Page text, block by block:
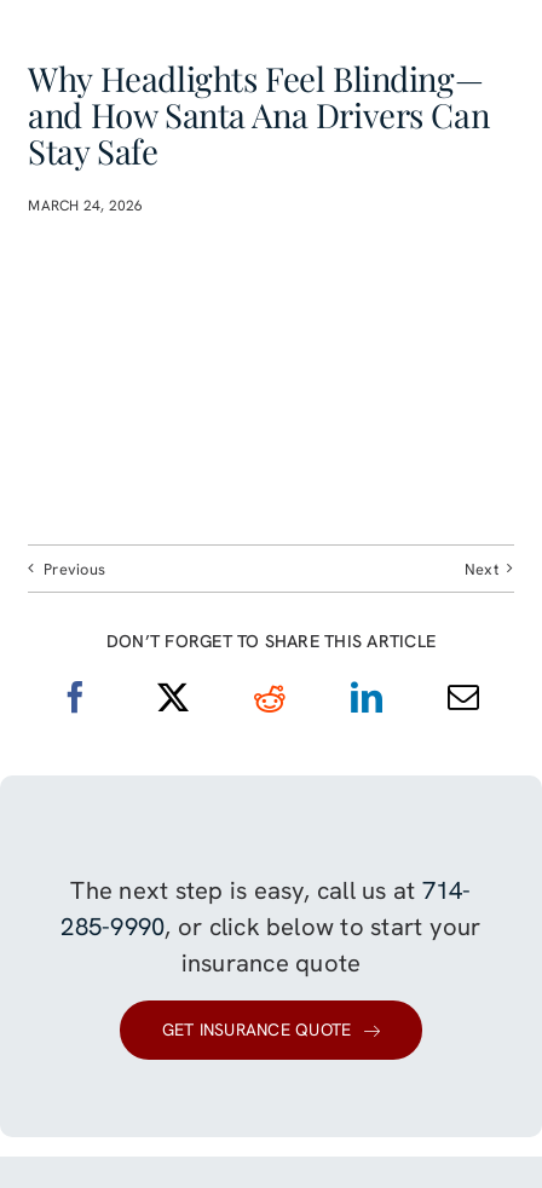
Why Headlights Feel Blinding—
and How Santa Ana Drivers Can
Stay Safe
MARCH 24, 2026
Previous Next
DON’T FORGET TO SHARE THIS ARTICLE
The next step is easy, call us at 714-
285-9990, or click below to start your
insurance quote
GET INSURANCE QUOTE